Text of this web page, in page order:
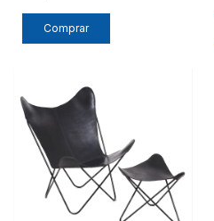
Comprar